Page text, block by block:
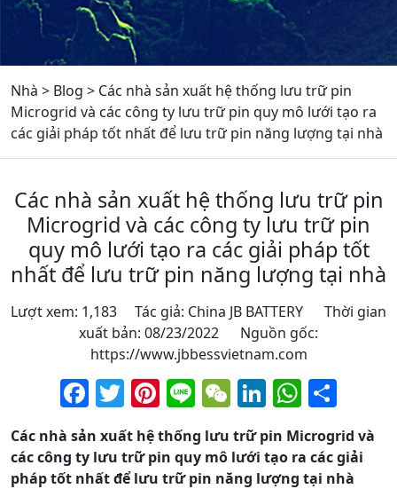
Nhà > Blog > Các nhà sản xuất hệ thống lưu trữ pin
Microgrid và các công ty lưu trữ pin quy mô lưới tạo ra
các giải pháp tốt nhất để lưu trữ pin năng lượng tại nhà
Các nhà sản xuất hệ thống lưu trữ pin
Microgrid và các công ty lưu trữ pin
quy mô lưới tạo ra các giải pháp tốt
nhất để lưu trữ pin năng lượng tại nhà
Lượt xem: 1,183 Tác giả: China JB BATTERY Thời gian
xuất bản: 08/23/2022 Nguồn gốc:
https://www.jbbessvietnam.com
Facebook
Twitter
Pinterest
LineWeChat
LinkedIn
Các nhà sản xuất hệ thống lưu trữ pin Microgrid và
các công ty lưu trữ pin quy mô lưới tạo ra các giải
pháp tốt nhất để lưu trữ pin năng lượng tại nhà